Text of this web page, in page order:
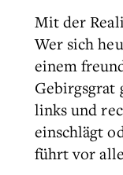
Mit der
Wer sich
einem
Gebirgsgrat
links und
einschlägt
führt vor